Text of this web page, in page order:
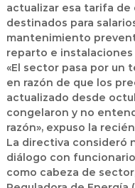
actualizar esa tarifa de
destinados para
mantenimiento
reparto e instalaciones
«El sector pasa por un
en razón de que los
actualizado desde
congelaron y no
razón», expuso la
La directiva consideró
diálogo con
como cabeza de